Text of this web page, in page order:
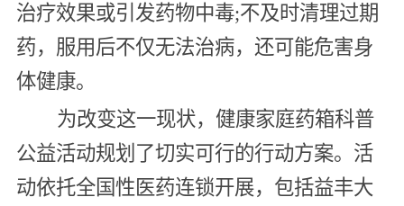
治疗效果或引发药物中毒;不及时清理过期
药，服用后不仅无法治病，还可能危害身
体健康。
为改变这一现状，健康家庭药箱科普
公益活动规划了切实可行的行动方案。活
动依托全国性医药连锁开展，包括益丰大